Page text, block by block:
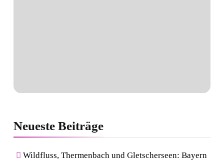
Neueste Beiträge
Wildfluss, Thermenbach und Gletscherseen: Bayern